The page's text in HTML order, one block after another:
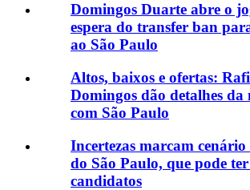
Domingos Duarte abre o
espera do transfer ban
ao São Paulo
Altos, baixos e ofertas:
Domingos dão detalhes da
com São Paulo
Incertezas marcam
do São Paulo, que pode
candidatos